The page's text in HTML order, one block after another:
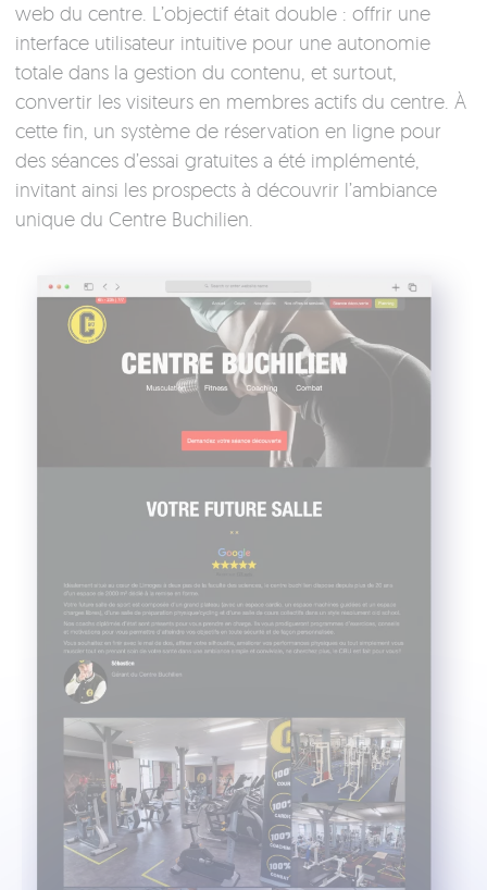
web du centre. L’objectif était double : offrir une
interface utilisateur intuitive pour une autonomie
totale dans la gestion du contenu, et surtout,
convertir les visiteurs en membres actifs du centre. À
cette fin, un système de réservation en ligne pour
des séances d’essai gratuites a été implémenté,
invitant ainsi les prospects à découvrir l’ambiance
unique du Centre Buchilien.